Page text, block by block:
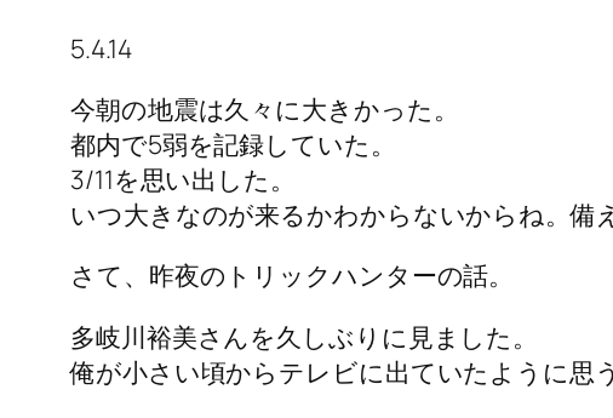
5.4.14
今朝の地震は久々に大きかった。
都内で5弱を記録していた。
3/11を思い出した。
いつ大きなのが来るかわからないからね。備
さて、昨夜のトリックハンターの話。
多岐川裕美さんを久しぶりに見ました。
俺が小さい頃からテレビに出ていたように思